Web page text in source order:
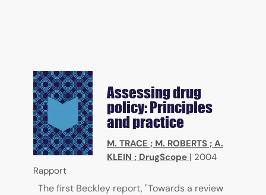
Assessing drug
policy: Principles
and practice
M. TRACE ; M. ROBERTS ; A.
KLEIN ; DrugScope | 2004
Rapport
The first Beckley report, "Towards a review